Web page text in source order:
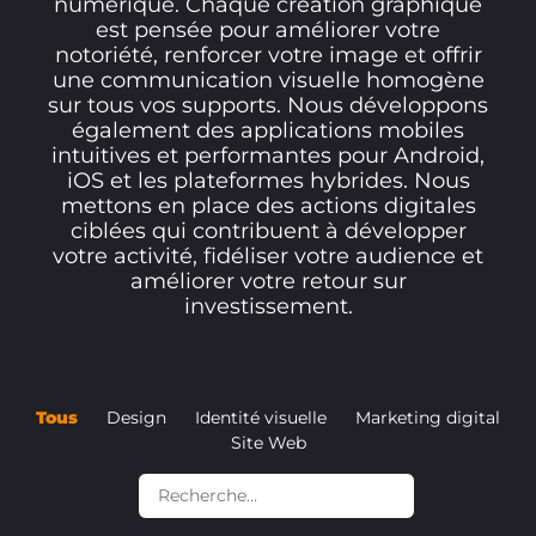
est pensée pour améliorer votre
notoriété, renforcer votre image et offrir
une communication visuelle homogène
sur tous vos supports. Nous développons
également des applications mobiles
intuitives et performantes pour Android,
iOS et les plateformes hybrides. Nous
mettons en place des actions digitales
ciblées qui contribuent à développer
votre activité, fidéliser votre audience et
améliorer votre retour sur
investissement.
Tous Design Identité visuelle
Marketing digital
Site Web